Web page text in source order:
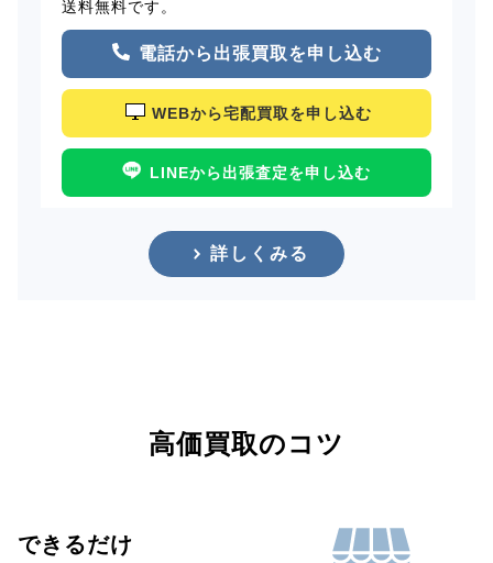
送料無料です。
電話から出張買取を申し込む
WEBから宅配買取を申し込む
LINEから出張査定を申し込む
詳しくみる
高価買取のコツ
できるだけ